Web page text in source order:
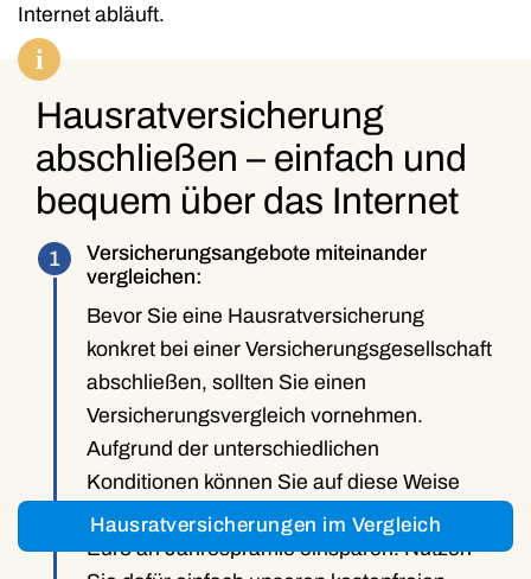
Hausratversicherungen im Vergleich
Internet abläuft.
Hausratversicherung
abschließen – einfach und
bequem über das Internet
Versicherungsangebote miteinander
vergleichen:
Bevor Sie eine Hausratversicherung
konkret bei einer Versicherungsgesellschaft
abschließen, sollten Sie einen
Versicherungsvergleich vornehmen.
Aufgrund der unterschiedlichen
Konditionen können Sie auf diese Weise
durchaus im besten Fall 50 oder sogar 100
Euro an Jahresprämie einsparen. Nutzen